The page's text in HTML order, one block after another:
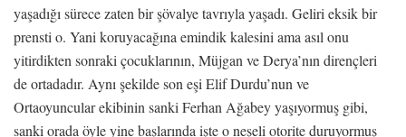
yaşadığı sürece zaten bir şövalye tavrıyla yaşadı. Geliri eksik bir
prensti o. Yani koruyacağına emindik kalesini ama asıl onu
yitirdikten sonraki çocuklarının, Müjgan ve Derya’nın dirençleri
de ortadadır. Aynı şekilde son eşi Elif Durdu’nun ve
Ortaoyuncular ekibinin sanki Ferhan Ağabey yaşıyormuş gibi,
sanki orada öyle yine başlarında işte o neşeli otorite duruyormuş